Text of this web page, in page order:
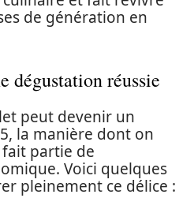
de génération en
dégustation réussie
peut devenir un
la manière dont on
partie de
Voici quelques
pleinement ce délice :